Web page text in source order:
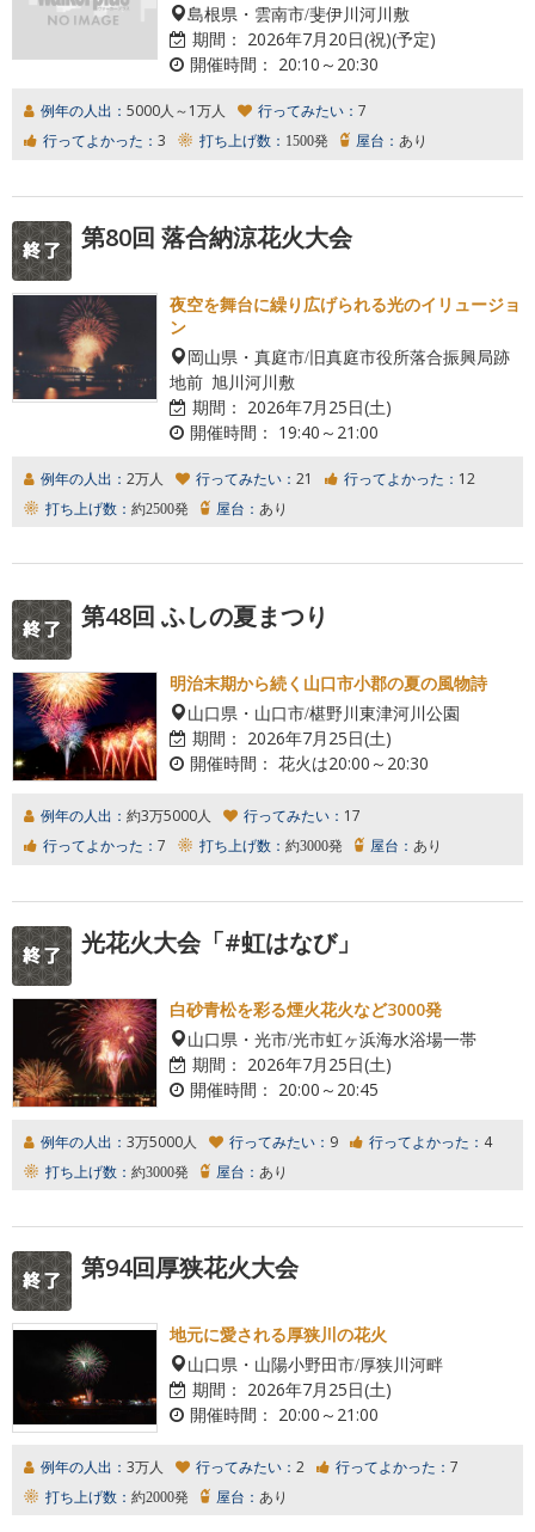
島根県・雲南市/斐伊川河川敷
期間： 2026年7月20日(祝)(予定)
開催時間： 20:10～20:30
例年の人出： 5000人～1万人 行ってみたい： 7
行ってよかった： 3 打ち上げ数： 1500発 屋台： あり
第80回 落合納涼花火大会
夜空を舞台に繰り広げられる光のイリュージョ
ン
岡山県・真庭市/旧真庭市役所落合振興局跡
地前 旭川河川敷
期間： 2026年7月25日(土)
開催時間： 19:40～21:00
例年の人出： 2万人 行ってみたい： 21 行ってよかった： 12
打ち上げ数： 約2500発 屋台： あり
第48回 ふしの夏まつり
明治末期から続く山口市小郡の夏の風物詩
山口県・山口市/椹野川東津河川公園
期間： 2026年7月25日(土)
開催時間： 花火は20:00～20:30
例年の人出： 約3万5000人 行ってみたい： 17
行ってよかった： 7 打ち上げ数： 約3000発 屋台： あり
光花火大会「#虹はなび」
白砂青松を彩る煙火花火など3000発
山口県・光市/光市虹ヶ浜海水浴場一帯
期間： 2026年7月25日(土)
開催時間： 20:00～20:45
例年の人出： 3万5000人 行ってみたい： 9 行ってよかった： 4
打ち上げ数： 約3000発 屋台： あり
第94回厚狭花火大会
地元に愛される厚狭川の花火
山口県・山陽小野田市/厚狭川河畔
期間： 2026年7月25日(土)
開催時間： 20:00～21:00
例年の人出： 3万人 行ってみたい： 2 行ってよかった： 7
打ち上げ数： 約2000発 屋台： あり